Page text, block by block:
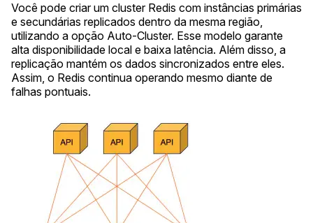
Você pode criar um cluster Redis com instâncias primárias
e secundárias replicados dentro da mesma região,
utilizando a opção Auto-Cluster. Esse modelo garante
alta disponibilidade local e baixa latência. Além disso, a
replicação mantém os dados sincronizados entre eles.
Assim, o Redis continua operando mesmo diante de
falhas pontuais.